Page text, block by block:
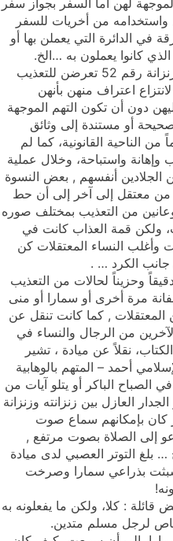
لهن أما السفر بجواز سفر
من أخريات للسفر
الدائرة التي يعملن بها أو
كانوا يعملون به …الخ.
جميع النسوة المعتقلات في الزنزانة رقم 52 تعرضن للتعذيب
اعتراف منهن بأنهن
دون أن تكون التهم الموجهة
أو مستندة إلى وثائق
الناحية القانونية، كما لم
واستباحة، وخلال عملية
أنفسهم , بعض النسوة
معتقل إلى آخر إلى أن حط
الزنزانة رقم 52، وعانين من التعذيب بمختلف صوره
قمة العذاب كانت في
النساء المعتقلات كن
الكرد … .
وحزيناً لحالات من التعذيب
مرة أخرى أو سمارا أو منى
, كما كانت تنقل عن
من الرجال والنساء في
نقلاً عن ميادة ، تشير
أحمد – المتهم بالوهابية
الباكر أو يتلو آيات من
العازل بين زنزانته وزنزانة
بإمكانهم سماع صوت
إلى الصلاة بصوت مرتفع ,
التوتر العصبي لدى ميادة
بذراعي سمارا وصرخت
: كلا، ولكن ما يفعلونه به
لرجل مسلم متدين.